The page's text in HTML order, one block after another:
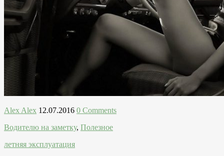
Alex Alex 12.07.2016 0 Comments
Водителю на заметку, Полезное
летняя эксплуатация